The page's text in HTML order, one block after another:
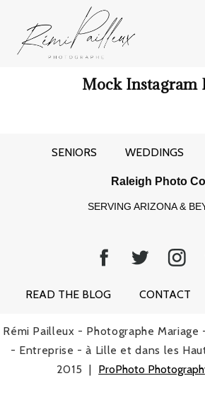
Mock Instagram
SENIORS WEDDINGS
Raleigh Photo Co
SERVING ARIZONA &
READ THE BLOG CONTACT
Rémi Pailleux - Photographe Mariage
- Entreprise - à Lille et dans les
2015
ProPhoto